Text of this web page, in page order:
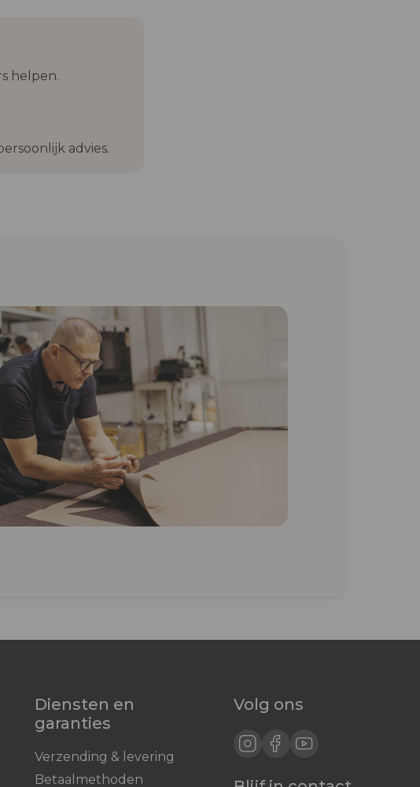
helpen.
advies.
Diensten en
garanties
Verzending & levering
Betaalmethoden
Volg ons